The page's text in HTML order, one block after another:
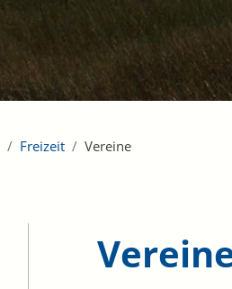
Freizeit Vereine